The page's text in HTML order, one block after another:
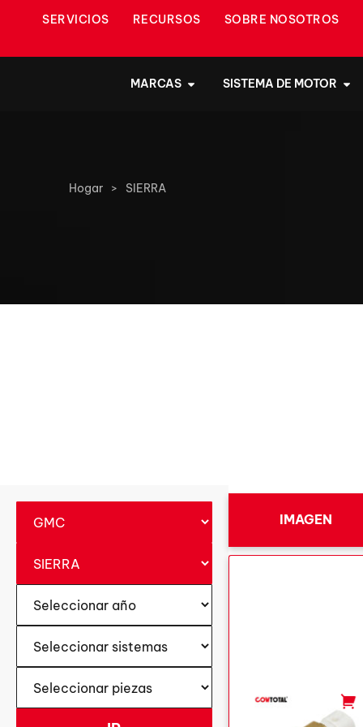
SERVICIOS RECURSOS SOBRE NOSOTROS
MARCAS SISTEMA DE MOTOR
Hogar > SIERRA
IMAGEN
-